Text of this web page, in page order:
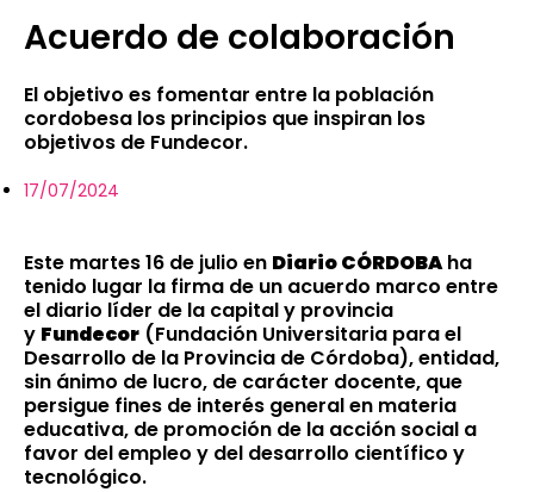
Acuerdo de colaboración
El objetivo es fomentar entre la población
cordobesa los principios que inspiran los
objetivos de Fundecor.
17/07/2024
Este martes 16 de julio en Diario CÓRDOBAha
tenido lugar la firma de un acuerdo marco entre
el diario líder de la capital y provincia
y Fundecor (Fundación Universitaria para el
Desarrollo de la Provincia de Córdoba), entidad,
sin ánimo de lucro, de carácter docente, que
persigue fines de interés general en materia
educativa, de promoción de la acción social a
favor del empleo y del desarrollo científico y
tecnológico.